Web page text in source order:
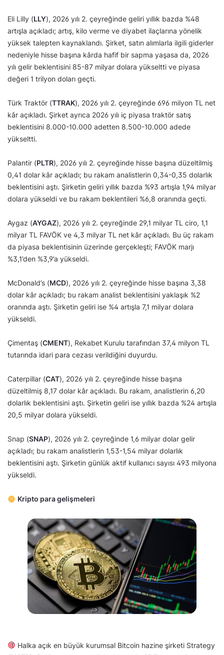
Eli Lilly (LLY), 2026 yılı 2. çeyreğinde geliri yıllık bazda %48
artışla açıkladı; artış, kilo verme ve diyabet ilaçlarına yönelik
yüksek talepten kaynaklandı. Şirket, satın alımlarla ilgili giderler
nedeniyle hisse başına kârda hafif bir sapma yaşasa da, 2026
yılı gelir beklentisini 85-87 milyar dolara yükseltti ve piyasa
değeri 1 trilyon doları geçti.
Türk Traktör (TTRAK), 2026 yılı 2. çeyreğinde 696 milyon TL net
kâr açıkladı. Şirket ayrıca 2026 yılı iç piyasa traktör satış
beklentisini 8.000-10.000 adetten 8.500-10.000 adede
yükseltti.
Palantir (PLTR), 2026 yılı 2. çeyreğinde hisse başına düzeltilmiş
0,41 dolar kâr açıkladı; bu rakam analistlerin 0,34-0,35 dolarlık
beklentisini aştı. Şirketin geliri yıllık bazda %93 artışla 1,94 milyar
dolara yükseldi ve bu rakam beklentileri %6,8 oranında geçti.
Aygaz (AYGAZ), 2026 yılı 2. çeyreğinde 29,1 milyar TL ciro, 1,1
milyar TL FAVÖK ve 4,3 milyar TL net kâr açıkladı. Bu üç rakam
da piyasa beklentisinin üzerinde gerçekleşti; FAVÖK marjı
%3,1’den %3,9’a yükseldi.
McDonald’s (MCD), 2026 yılı 2. çeyreğinde hisse başına 3,38
dolar kâr açıkladı; bu rakam analist beklentisini yaklaşık %2
oranında aştı. Şirketin geliri ise %4 artışla 7,1 milyar dolara
yükseldi.
Çimentaş (CMENT), Rekabet Kurulu tarafından 37,4 milyon TL
tutarında idari para cezası verildiğini duyurdu.
Caterpillar (CAT), 2026 yılı 2. çeyreğinde hisse başına
düzeltilmiş 8,17 dolar kâr açıkladı. Bu rakam, analistlerin 6,20
dolarlık beklentisini aştı. Şirketin geliri ise yıllık bazda %24 artışla
20,5 milyar dolara yükseldi.
Snap (SNAP), 2026 yılı 2. çeyreğinde 1,6 milyar dolar gelir
açıkladı; bu rakam analistlerin 1,53-1,54 milyar dolarlık
beklentisini aştı. Şirketin günlük aktif kullanıcı sayısı 493 milyona
yükseldi.
Kripto para gelişmeleri
Halka açık en büyük kurumsal Bitcoin hazine şirketi Strategy